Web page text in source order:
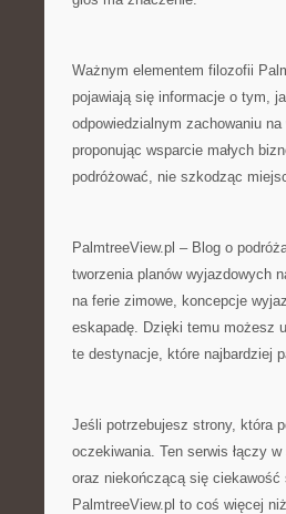
Ważnym elementem filozofii
pojawiają się informacje o tym,
odpowiedzialnym zachowaniu
proponując wsparcie małych
podróżować, nie szkodząc
PalmtreeView.pl – Blog o
tworzenia planów wyjazdowych
na ferie zimowe, koncepcje
eskapadę. Dzięki temu możesz
te destynacje, które najbardziej
Jeśli potrzebujesz strony, która
oczekiwania. Ten serwis łączy
oraz niekończącą się
PalmtreeView.pl to coś więcej